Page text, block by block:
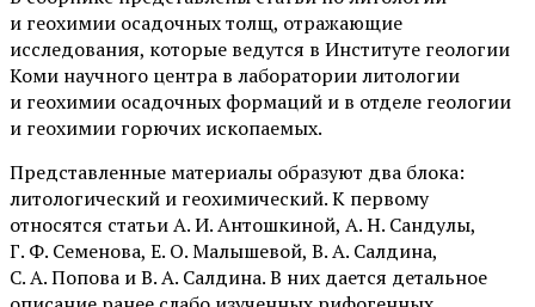
и геохимии осадочных толщ, отражающие
исследования, которые ведутся в Институте геологии
Коми научного центра в лаборатории литологии
и геохимии осадочных формаций и в отделе геологии
и геохимии горючих ископаемых.
Представленные материалы образуют два блока:
литологический и геохимический. К первому
относятся статьи А. И. Антошкиной, А. Н. Сандулы,
Г. Ф. Семенова, Е. О. Малышевой, В. А. Салдина,
С. А. Попова и В. А. Салдина. В них дается детальное